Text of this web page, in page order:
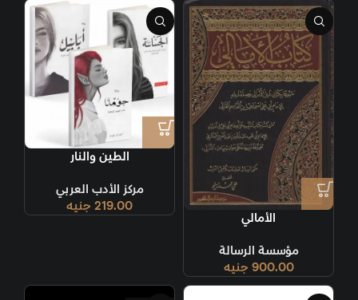
الأمالي
مؤسسة الرسالة
900.00 جنيه
الطين والنار
مركز الأدب العربي
219.00 جنيه